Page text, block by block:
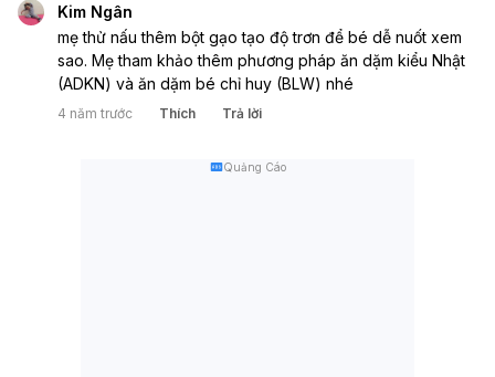
Kim Ngân
mẹ thử nấu thêm bột gạo tạo độ trơn để bé dễ nuốt xem
sao. Mẹ tham khảo thêm phương pháp ăn dặm kiểu Nhật
(ADKN) và ăn dặm bé chỉ huy (BLW) nhé
4 năm trước Thích Trả lời
Quảng Cáo